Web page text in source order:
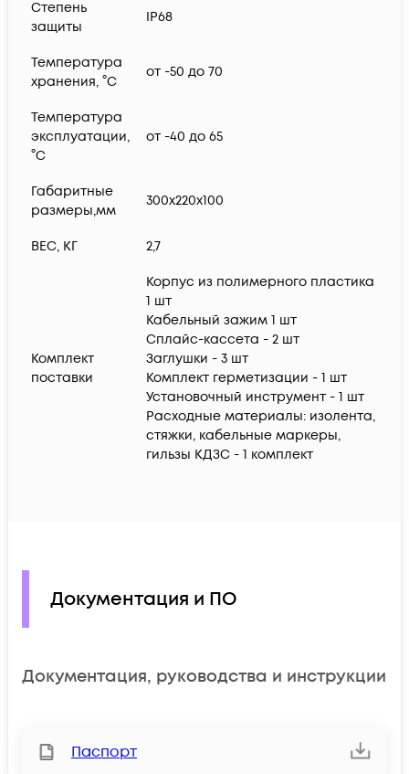
Степень
защиты
IP68
Температура
хранения, °C
от -50 до 70
Температура
эксплуатации,
°C
от -40 до 65
Габаритные
размеры,мм
300х220х100
ВЕС, КГ 2,7
Комплект
поставки
Корпус из полимерного пластика
1 шт
Кабельный зажим 1 шт
Сплайс-кассета - 2 шт
Заглушки - 3 шт
Комплект герметизации - 1 шт
Установочный инструмент - 1 шт
Расходные материалы: изолента,
стяжки, кабельные маркеры,
гильзы КДЗС - 1 комплект
Документация и ПО
Документация, руководства и инструкции
Паспорт